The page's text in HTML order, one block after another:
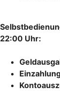
22:00 Uhr: